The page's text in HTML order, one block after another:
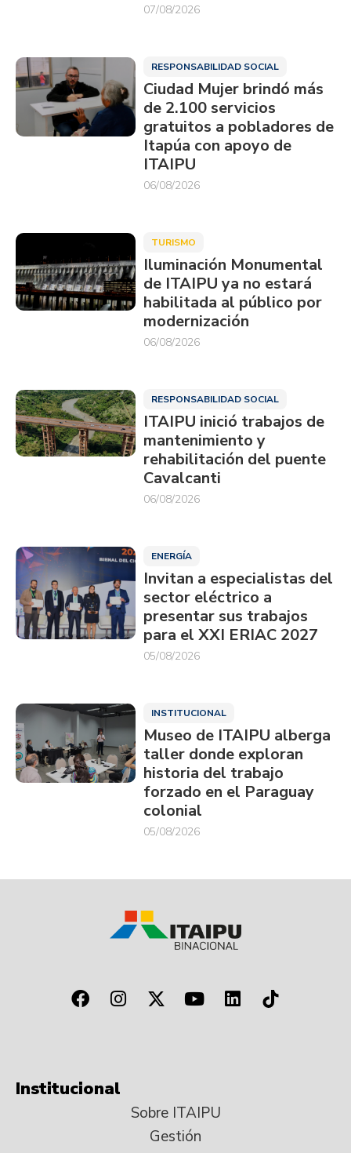
07/08/2026
RESPONSABILIDAD SOCIAL
Ciudad Mujer brindó más
de 2.100 servicios
gratuitos a pobladores de
Itapúa con apoyo de
ITAIPU
06/08/2026
TURISMO
Iluminación Monumental
de ITAIPU ya no estará
habilitada al público por
modernización
06/08/2026
RESPONSABILIDAD SOCIAL
ITAIPU inició trabajos de
mantenimiento y
rehabilitación del puente
Cavalcanti
06/08/2026
ENERGÍA
Invitan a especialistas del
sector eléctrico a
presentar sus trabajos
para el XXI ERIAC 2027
05/08/2026
INSTITUCIONAL
Museo de ITAIPU alberga
taller donde exploran
historia del trabajo
forzado en el Paraguay
colonial
05/08/2026
Institucional
Sobre ITAIPU
Gestión